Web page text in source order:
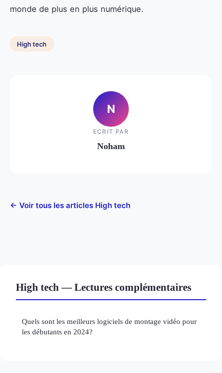
monde de plus en plus numérique.
High tech
N
ECRIT PAR
Noham
← Voir tous les articles High tech
High tech — Lectures complémentaires
Quels sont les meilleurs logiciels de montage vidéo pour
les débutants en 2024?